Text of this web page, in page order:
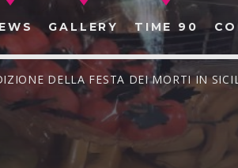
GALLERY TIME 90
DELLA FESTA DEI MORTI IN